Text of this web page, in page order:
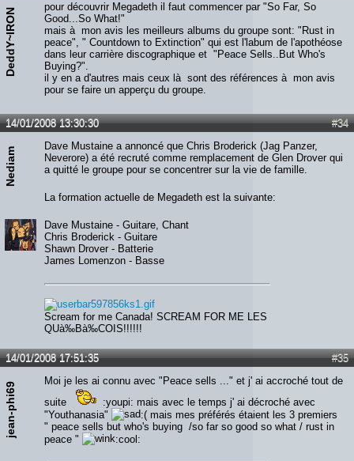
DeddY~IRON
pour découvrir Megadeth il faut commencer par "So Far, So
Good...So What!"
mais à mon avis les meilleurs albums du groupe sont: "Rust in
peace", " Countdown to Extinction" qui est l'labum de l'apothéose
dans leur carrière discographique et "Peace Sells..But Who's
Buying?".
il y en a d'autres mais ceux là sont des références à mon avis
pour se faire un apperçu du groupe.
#34
14/01/2008 13:30:30
Nediam
Dave Mustaine a annoncé que Chris Broderick (Jag Panzer,
Neverore) a été recruté comme remplacement de Glen Drover qui
a quitté le groupe pour se concentrer sur la vie de famille.
La formation actuelle de Megadeth est la suivante:
Dave Mustaine - Guitare, Chant
Chris Broderick - Guitare
Shawn Drover - Batterie
James Lomenzon - Basse
Scream for me Canada! SCREAM FOR ME LES
QUà‰Bà‰COIS!!!!!!
#35
14/01/2008 17:51:35
jean-phi69
Moi je les ai connu avec "Peace sells ..." et j' ai accroché tout de
suite
:youpi: mais avec le temps j' ai décroché avec
"Youthanasia"
:( mais mes préférés étaient les 3 premiers
" peace sells but who's buying /so far so good so what / rust in
peace "
:cool: